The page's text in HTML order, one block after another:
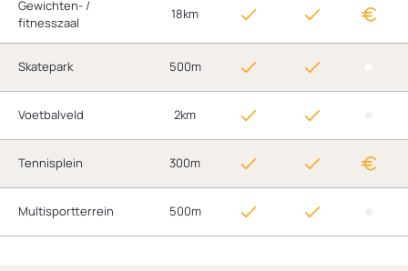
Gewichten- /
fitnesszaal
18km
Skatepark 500m
Voetbalveld 2km
Tennisplein 300m
Multisportterrein 500m